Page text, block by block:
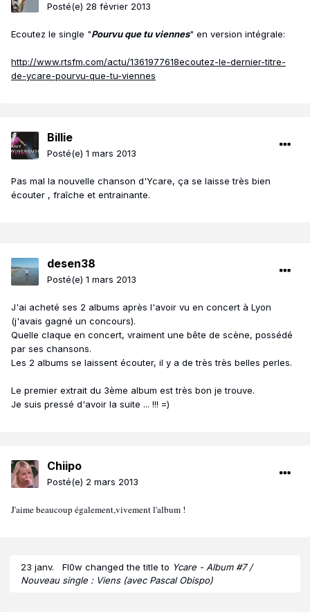
Posté(e) 28 février 2013
Ecoutez le single "Pourvu que tu viennes" en version intégrale:
http://www.rtsfm.com/actu/1361977618ecoutez-le-dernier-titre-
de-ycare-pourvu-que-tu-viennes
Billie
Posté(e) 1 mars 2013
Pas mal la nouvelle chanson d'Ycare, ça se laisse très bien
écouter , fraîche et entrainante.
desen38
Posté(e) 1 mars 2013
J'ai acheté ses 2 albums après l'avoir vu en concert à Lyon
(j'avais gagné un concours).
Quelle claque en concert, vraiment une bête de scène, possédé
par ses chansons.
Les 2 albums se laissent écouter, il y a de très très belles perles.
Le premier extrait du 3ème album est très bon je trouve.
Je suis pressé d'avoir la suite ... !!! =)
Chiipo
Posté(e) 2 mars 2013
J'aime beaucoup également,vivement l'album !
23 janv. Fl0w changed the title to Ycare - Album #7 /
Nouveau single : Viens (avec Pascal Obispo)